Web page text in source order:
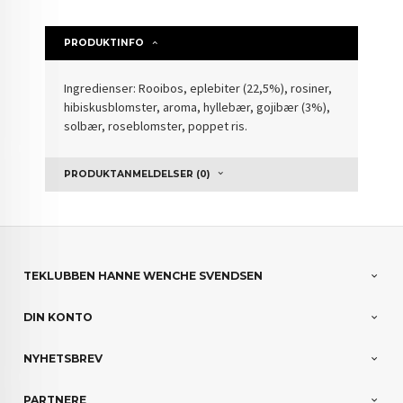
PRODUKTINFO
Ingredienser: Rooibos, eplebiter (22,5%), rosiner,
hibiskusblomster, aroma, hyllebær, gojibær (3%),
solbær, roseblomster, poppet ris.
PRODUKTANMELDELSER (0)
TEKLUBBEN HANNE WENCHE SVENDSEN
DIN KONTO
NYHETSBREV
PARTNERE